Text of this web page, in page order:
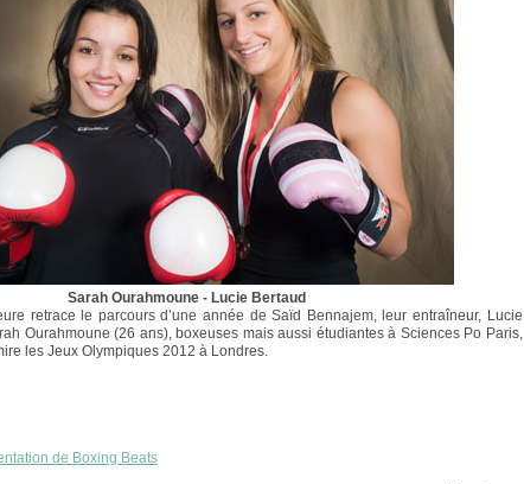
Sarah Ourahmoune - Lucie Bertaud
retrace le parcours d’une année de Saïd Bennajem, leur entraîneur, Lucie
Ourahmoune (26 ans), boxeuses mais aussi étudiantes à Sciences Po Paris,
les Jeux Olympiques 2012 à Londres.
de Boxing Beats